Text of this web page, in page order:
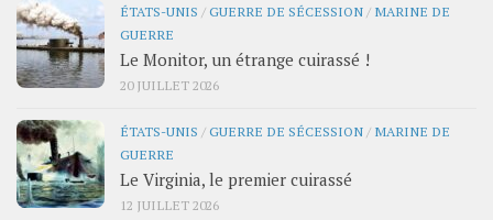
ÉTATS-UNIS /GUERRE DE SÉCESSION / MARINE DE
GUERRE
Le Monitor, un étrange cuirassé !
20 JUILLET 2026
ÉTATS-UNIS /GUERRE DE SÉCESSION / MARINE DE
GUERRE
Le Virginia, le premier cuirassé
12 JUILLET 2026